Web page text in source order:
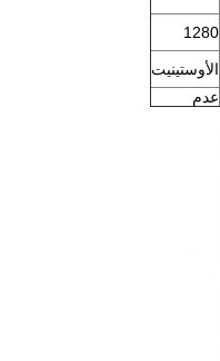
1280
الأوستينيت
عدم